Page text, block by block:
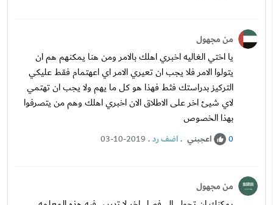
من مجهول
يا اختي الغاليه اخبري اهلك بالامر ومن هنا يمكنهم هم ان
يتولوا الامر فلا يجب ان تعيري الامر اي اعهتمام فقط عليكي
التركيز بدراستك فثط فهذا هو كل ما يهم ولا يجب ان تهتمي
لاي شيئ اخر على الاطلاق الان اخبري اهلك وهم من يتصرفوا
بهذا الخصوص
0 اعجبني .اضف رد.
03-10-2019
من مجهول